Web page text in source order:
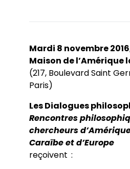
Mardi 8 novembre
Maison de l’Amérique
(217, Boulevard Saint
Paris)
Les Dialogues
Rencontres
chercheurs
Caraïbe et d’Europe
reçoivent :